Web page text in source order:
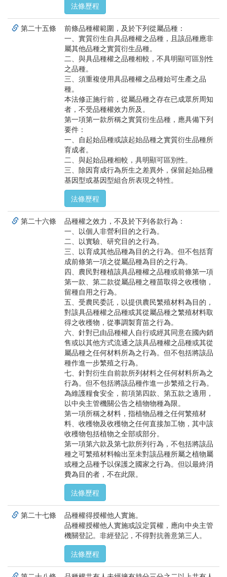
法條歷程
第二十五條
前條品種權範圍，及於下列從屬品種：
一、實質衍生自具品種權之品種，且該品種應非
屬其他品種之實質衍生品種。
二、與具品種權之品種相較，不具明顯可區別性
之品種。
三、須重複使用具品種權之品種始可生產之品
種。
本法修正施行前，從屬品種之存在已成眾所周知
者，不受品種權效力所及。
第一項第一款所稱之實質衍生品種，應具備下列
要件：
一、自起始品種或該起始品種之實質衍生品種所
育成者。
二、與起始品種相較，具明顯可區別性。
三、除因育成行為所生之差異外，保留起始品種
基因型或基因型組合所表現之特性。
法條歷程
第二十六條
品種權之效力，不及於下列各款行為：
一、以個人非營利目的之行為。
二、以實驗、研究目的之行為。
三、以育成其他品種為目的之行為。但不包括育
成前條第一項之從屬品種為目的之行為。
四、農民對種植該具品種權之品種或前條第一項
第一款、第二款從屬品種之種苗取得之收穫物，
留種自用之行為。
五、受農民委託，以提供農民繁殖材料為目的，
對該具品種權之品種或其從屬品種之繁殖材料取
得之收穫物，從事調製育苗之行為。
六、針對已由品種權人自行或經其同意在國內銷
售或以其他方式流通之該具品種權之品種或其從
屬品種之任何材料所為之行為。但不包括將該品
種作進一步繁殖之行為。
七、針對衍生自前款所列材料之任何材料所為之
行為。但不包括將該品種作進一步繁殖之行為。
為維護糧食安全，前項第四款、第五款之適用，
以中央主管機關公告之植物物種為限。
第一項所稱之材料，指植物品種之任何繁殖材
料、收穫物及收穫物之任何直接加工物，其中該
收穫物包括植物之全部或部分。
第一項第六款及第七款所列行為，不包括將該品
種之可繁殖材料輸出至未對該品種所屬之植物屬
或種之品種予以保護之國家之行為。但以最終消
費為目的者，不在此限。
法條歷程
第二十七條
品種權得授權他人實施。
品種權授權他人實施或設定質權，應向中央主管
機關登記。非經登記，不得對抗善意第三人。
法條歷程